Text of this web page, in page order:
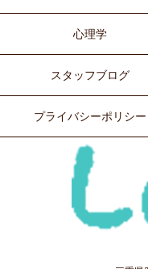
心理学
スタッフブログ
プライバシーポリシー